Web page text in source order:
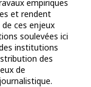
empiriques
et rendent
ces enjeux
soulevées ici
institutions
des
de